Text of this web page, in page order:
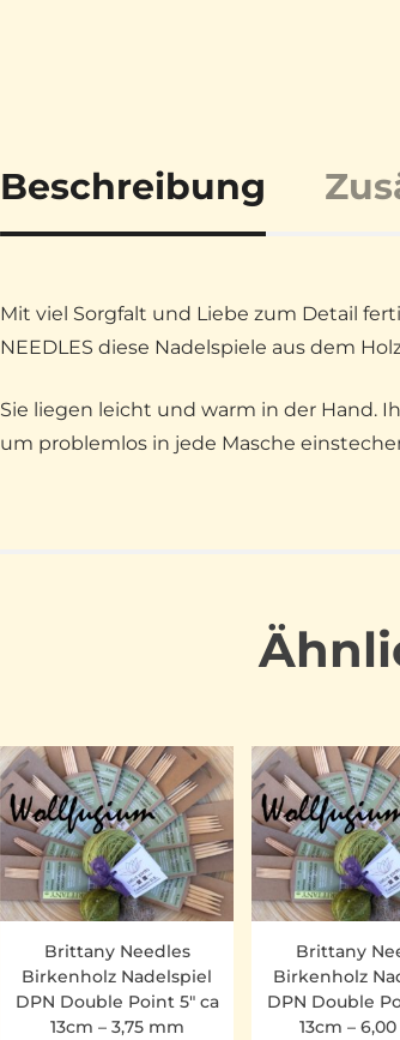
Beschreibung
Mit viel Sorgfalt und Liebe zum Detail
NEEDLES diese Nadelspiele aus dem
Sie liegen leicht und warm in der Hand.
um problemlos in jede Masche
Brittany Needles
Birkenholz Nadelspiel
DPN Double Point 5″ ca
13cm – 3,75 mm
Brittany
Birkenholz
DPN Double
13cm –